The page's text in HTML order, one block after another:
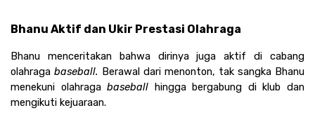
Bhanu Aktif dan Ukir Prestasi Olahraga
Bhanu menceritakan bahwa dirinya juga aktif di cabang
olahraga baseball. Berawal dari menonton, tak sangka Bhanu
menekuni olahraga baseball hingga bergabung di klub dan
mengikuti kejuaraan.